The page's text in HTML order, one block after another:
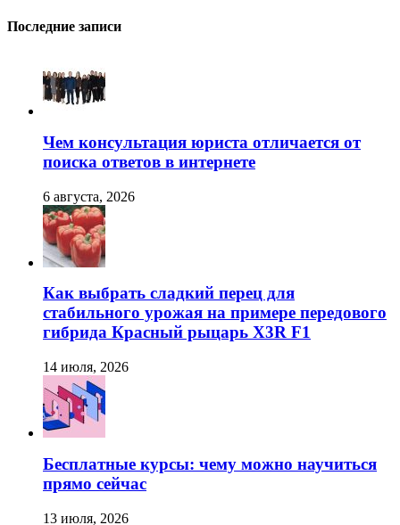
Последние записи
Чем консультация юриста отличается от
поиска ответов в интернете
6 августа, 2026
Как выбрать сладкий перец для
стабильного урожая на примере передового
гибрида Красный рыцарь X3R F1
14 июля, 2026
Бесплатные курсы: чему можно научиться
прямо сейчас
13 июля, 2026